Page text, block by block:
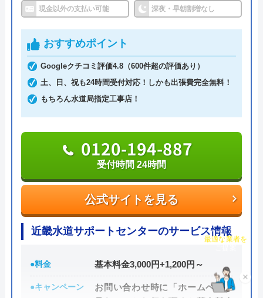
してる加盟店同士も含め陰口言いまくってま
安定して早や3年。安定集客万歳です🙌 手数
料率で悩む加盟店さん、早く見切りと付ける
Googleクチコミを見る
も可能です。問い合わせから最短30分で訪問してく
身に」をモットーに、迅速・丁寧なサービスで、ト
イレトラブルを解決してくれます。
料金は、トイレの水漏れやつまりなどの簡単作業な
のも魅力です。
支払い方法は、現金払い、銀行振込、PayPay、各種
クレジットカード決済から選べます。Web限定の割
引サービスも行っているため、気になる方は問い合
わせ前に公式HPへアクセスしてみましょう。
0120-960-358
受付時間 24時間
現金以外の支払い可能 深夜・早朝割増なし
おすすめポイント
Googleクチコミ評価4.8（600件超の評価あり）
土、日、祝も24時間受付対応！しかも出張費完全無料！
もちろん水道局指定工事店！
公式サイトを見る
0120-194-887
受付時間 24時間
近畿水道サポートセンターのサービス情報
●料金 基本料金3,000円+1,200円～
●キャンペーン
お問い合わせ時に「ホームページ
×
チャット診断で
最適な業者を
ご提案